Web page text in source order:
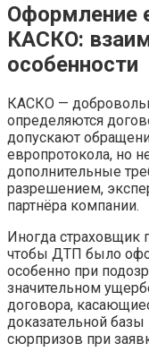
Оформление
КАСКО:
особенности
КАСКО —
определяются
допускают
европротокола, но
дополнительные
разрешением,
партнёра компании.
Иногда страховщик
чтобы ДТП было
особенно при
значительном
договора,
доказательной
сюрпризов при